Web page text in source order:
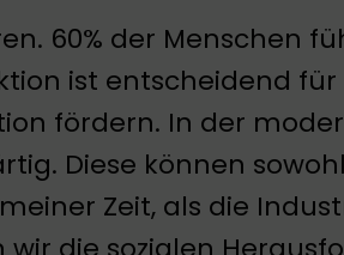
60% der Menschen
ist entscheidend für
fördern. In der
Diese können
Zeit, als die